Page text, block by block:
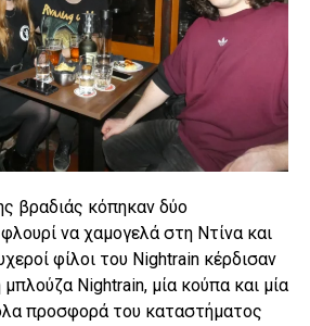
βραδιάς κόπηκαν δύο
να χαμογελά στη Ντίνα και
φίλοι του Nightrain κέρδισαν
Nightrain, μία κούπα και μία
προσφορά του καταστήματος